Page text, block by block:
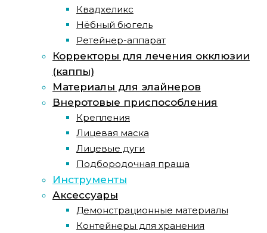
Квадхеликс
Нёбный бюгель
Ретейнер-аппарат
Корректоры для лечения окклюзии
(каппы)
Материалы для элайнеров
Внеротовые приспособления
Крепления
Лицевая маска
Лицевые дуги
Подбородочная праща
Инструменты
Аксессуары
Демонстрационные материалы
Контейнеры для хранения